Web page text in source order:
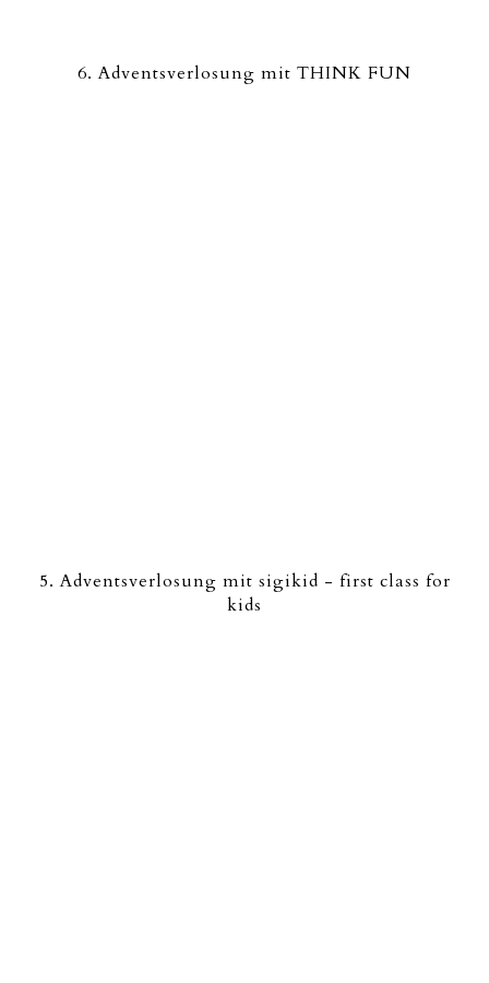
6. Adventsverlosung mit THINK FUN
5. Adventsverlosung mit sigikid - first class for
kids